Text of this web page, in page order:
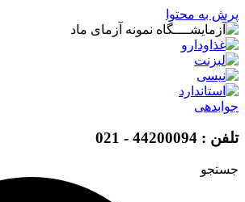
پرش به محتوا
جوابدهی
تلفن : 44200094 - 021
جستجو